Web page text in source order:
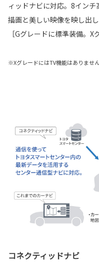
ィッドナビに対応。8イン
描画と美しい映像を映し出し
［Gグレードに標準装備。X
※XグレードにはTV機能はありません
コネクティッドナビ